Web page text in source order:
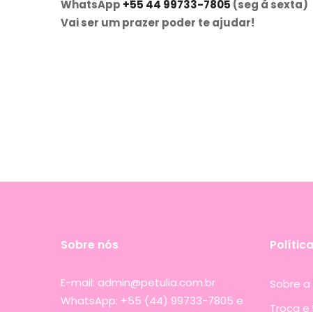
WhatsApp +55 44 99733-7805 (seg á sexta)
Vai ser um prazer poder te ajudar!
Sobre nós
E-mail: admin@petulia.com.br
WhatsApp: +55 (44) 99733-7805 e
Sobre
Troca e